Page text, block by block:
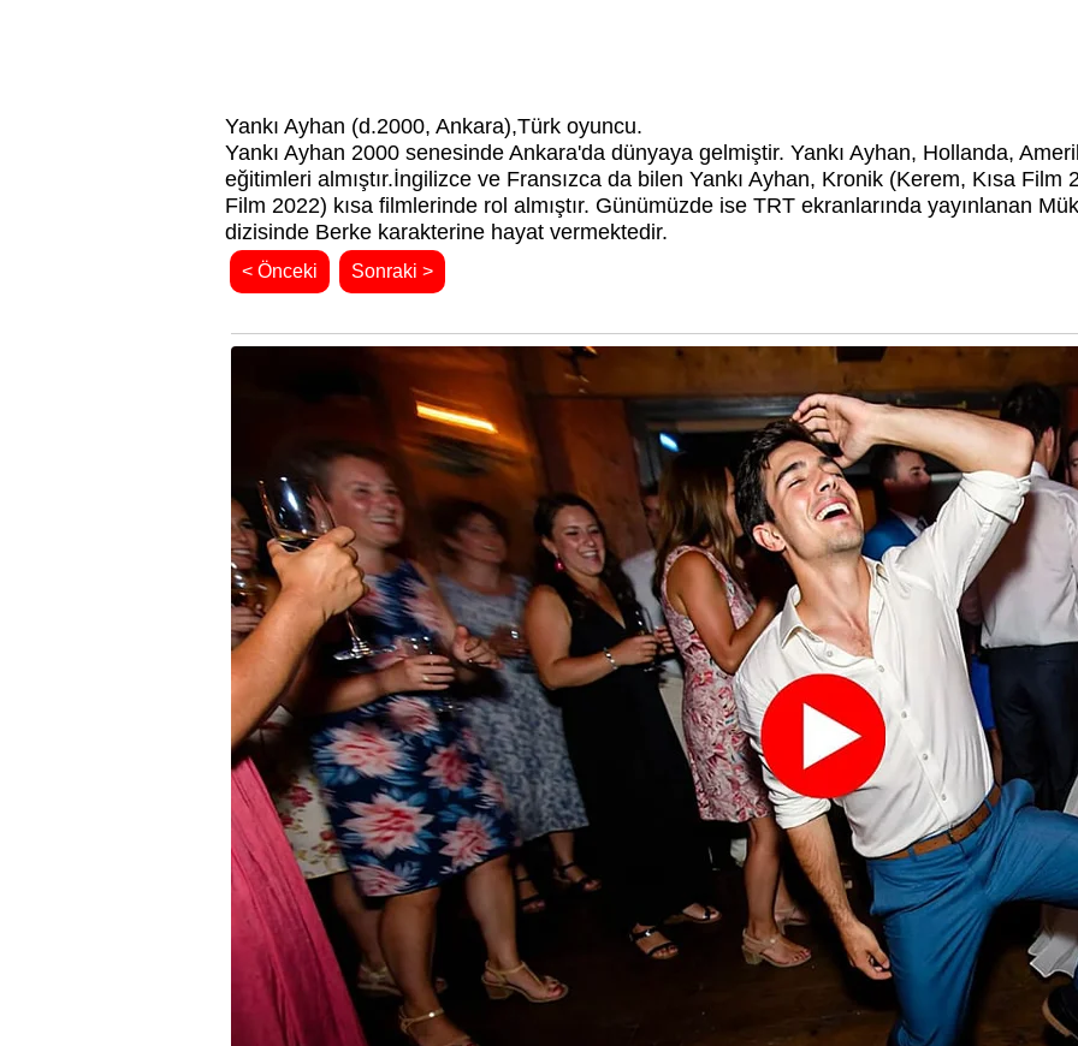
Yankı Ayhan (d.2000, Ankara),Türk oyuncu.
Yankı Ayhan 2000 senesinde Ankara'da dünyaya gelmiştir. Yankı Ayhan, Hollanda,
eğitimleri almıştır.İngilizce ve Fransızca da bilen Yankı Ayhan, Kronik (Kerem, Kısa Film
Film 2022) kısa filmlerinde rol almıştır. Günümüzde ise TRT ekranlarında yayınlanan
dizisinde Berke karakterine hayat vermektedir.
< Önceki Sonraki >